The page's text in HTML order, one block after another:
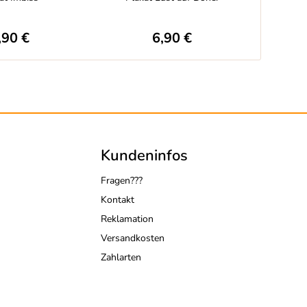
€ 6,90 €
Kundeninfos
Fragen???
Kontakt
Reklamation
Versandkosten
Zahlarten